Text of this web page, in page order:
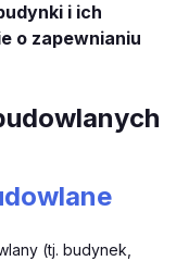
i ich
o zapewnianiu
(tj. budynek,